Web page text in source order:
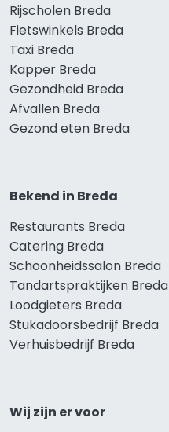
Rijscholen Breda
Fietswinkels Breda
Taxi Breda
Kapper Breda
Gezondheid Breda
Afvallen Breda
Gezond eten Breda
Bekend in Breda
Restaurants Breda
Catering Breda
Schoonheidssalon Breda
Tandartspraktijken Breda
Loodgieters Breda
Stukadoorsbedrijf Breda
Verhuisbedrijf Breda
Wij zijn er voor